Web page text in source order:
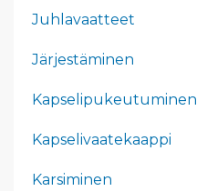
Juhlavaatteet
Järjestäminen
Kapselipukeutuminen
Kapselivaatekaappi
Karsiminen